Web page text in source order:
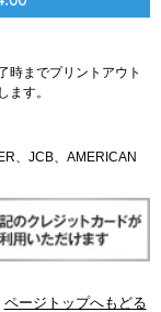
時までプリントアウト
ます。
、JCB、AMERICAN
ページトップへもどる